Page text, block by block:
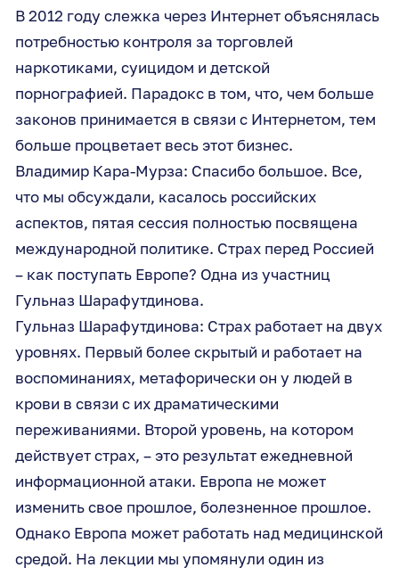
В 2012 году слежка через Интернет объяснялась
потребностью контроля за торговлей
наркотиками, суицидом и детской
порнографией. Парадокс в том, что, чем больше
законов принимается в связи с Интернетом, тем
больше процветает весь этот бизнес.
Владимир Кара-Мурза: Спасибо большое. Все,
что мы обсуждали, касалось российских
аспектов, пятая сессия полностью посвящена
международной политике. Страх перед Россией
– как поступать Европе? Одна из участниц
Гульназ Шарафутдинова.
Гульназ Шарафутдинова: Страх работает на двух
уровнях. Первый более скрытый и работает на
воспоминаниях, метафорически он у людей в
крови в связи с их драматическими
переживаниями. Второй уровень, на котором
действует страх, – это результат ежедневной
информационной атаки. Европа не может
изменить свое прошлое, болезненное прошлое.
Однако Европа может работать над медицинской
средой. На лекции мы упомянули один из